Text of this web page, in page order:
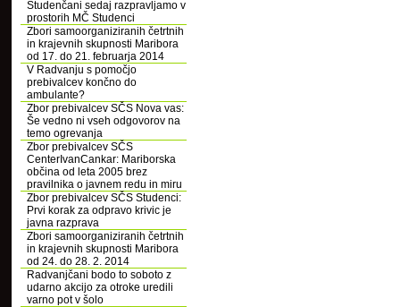
Studenčani sedaj razpravljamo v
prostorih MČ Studenci
Zbori samoorganiziranih četrtnih
in krajevnih skupnosti Maribora
od 17. do 21. februarja 2014
V Radvanju s pomočjo
prebivalcev končno do
ambulante?
Zbor prebivalcev SČS Nova vas:
Še vedno ni vseh odgovorov na
temo ogrevanja
Zbor prebivalcev SČS
CenterIvanCankar: Mariborska
občina od leta 2005 brez
pravilnika o javnem redu in miru
Zbor prebivalcev SČS Studenci:
Prvi korak za odpravo krivic je
javna razprava
Zbori samoorganiziranih četrtnih
in krajevnih skupnosti Maribora
od 24. do 28. 2. 2014
Radvanjčani bodo to soboto z
udarno akcijo za otroke uredili
varno pot v šolo